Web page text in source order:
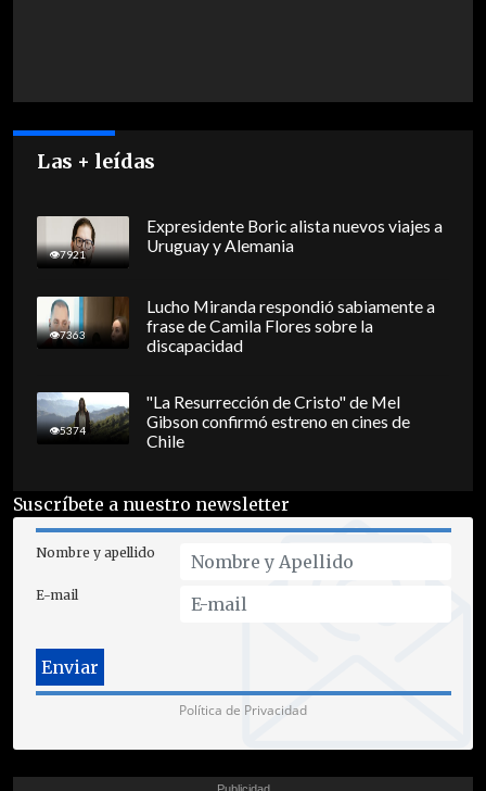
Las + leídas
7921
Expresidente Boric alista nuevos viajes a
Uruguay y Alemania
7363
Lucho Miranda respondió sabiamente a
frase de Camila Flores sobre la
discapacidad
5374
"La Resurrección de Cristo" de Mel
Gibson confirmó estreno en cines de
Chile
Suscríbete a nuestro newsletter
Nombre y apellido
E-mail
Política de Privacidad